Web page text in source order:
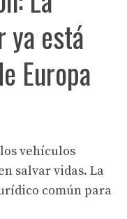
está
Europa
vehículos
salvar vidas. La
común para